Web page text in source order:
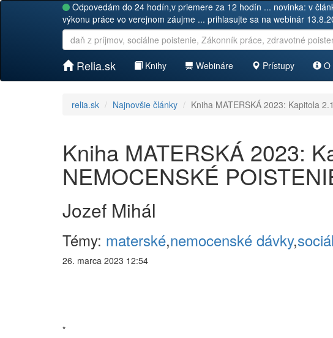
Odpovedám do 24 hodín,v priemere za 12 hodín ... novinka: v
výkonu práce vo verejnom záujme ... prihlasujte sa na webinár
Relia.sk Knihy Webináre Prístupy O
relia.sk Najnovšie články Kniha MATERSKÁ 2023: Kapitola
Kniha MATERSKÁ 2023:
NEMOCENSKÉ
Jozef Mihál
Témy: materské,nemocenské dávky,
26. marca 2023 12:54
*